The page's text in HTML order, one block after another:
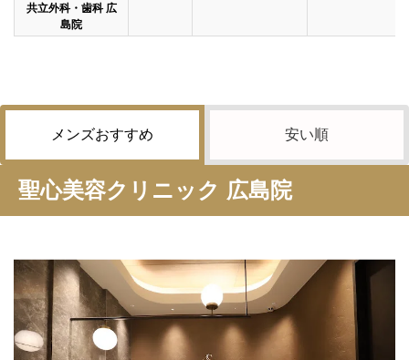
共立外科・歯科 広
島院
メンズおすすめ 安い順
聖心美容クリニック 広島院